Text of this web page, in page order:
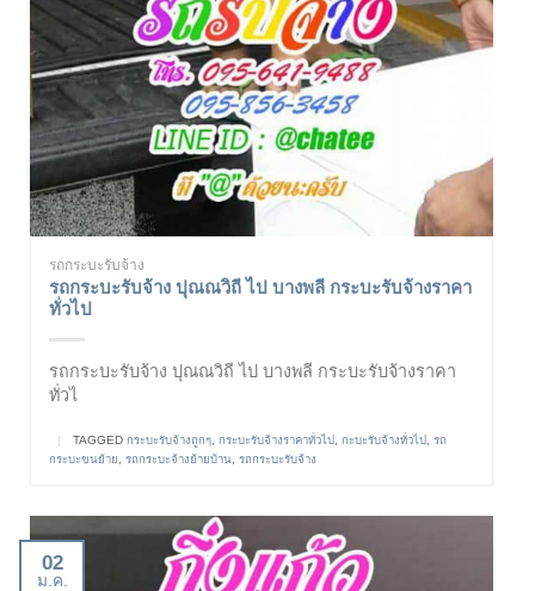
รถกระบะรับจ้าง
รถกระบะรับจ้าง ปุณณวิถี ไป บางพลี กระบะรับจ้างราคา
ทั่วไป
รถกระบะรับจ้าง ปุณณวิถี ไป บางพลี กระบะรับจ้างราคา
ทั่วไ
| TAGGED กระบะรับจ้างถูกๆ กระบะรับจ้างราคาทั่วไป กะบะรับจ้างทั่วไป
รถ
กระบะขนย้าย
รถกระบะจ้างย้ายบ้าน รถกระบะรับจ้าง
02
ม.ค.